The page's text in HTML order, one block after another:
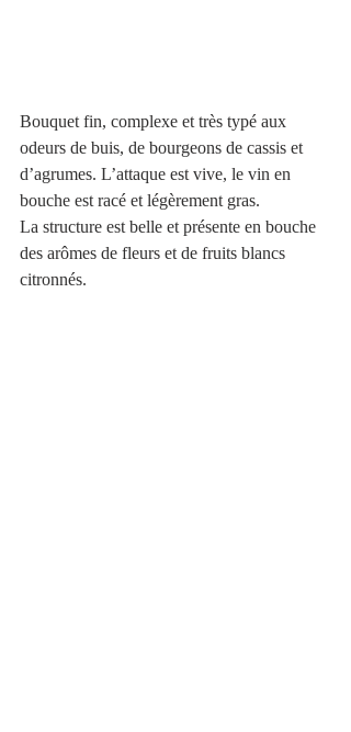
Bouquet fin, complexe et très typé aux
odeurs de buis, de bourgeons de cassis et
d’agrumes. L’attaque est vive, le vin en
bouche est racé et légèrement gras.
La structure est belle et présente en bouche
des arômes de fleurs et de fruits blancs
citronnés.